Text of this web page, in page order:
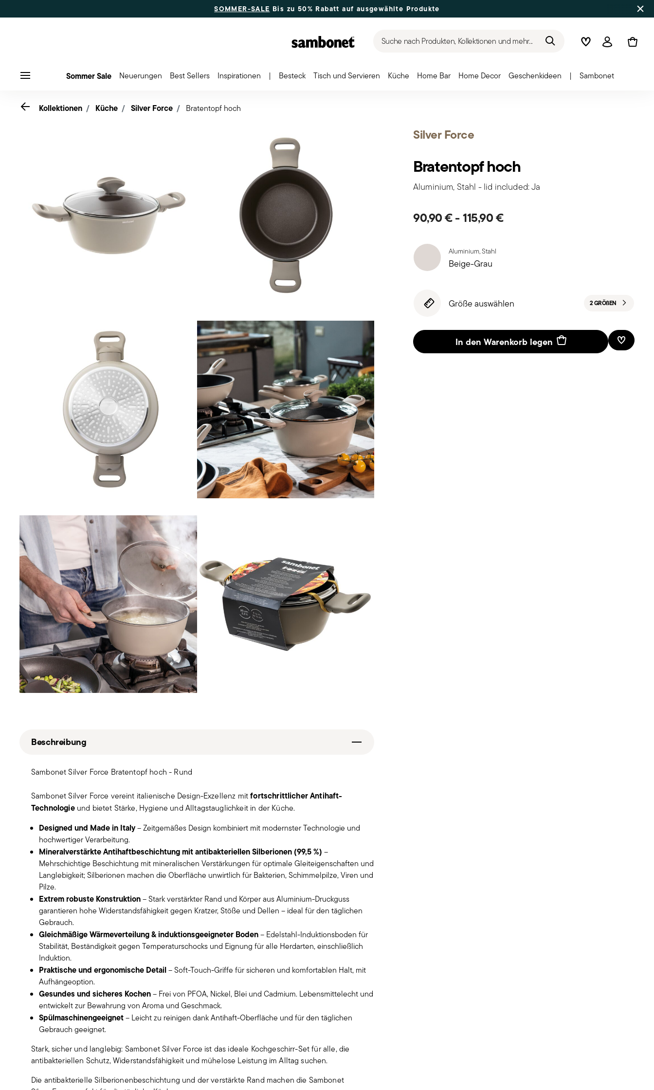
SOMMER-SALE Bis zu 50% Rabatt auf ausgewählte Produkte
Suche nach Produkten, Kollektionen und mehr... WishlistAnmelden
Sommer Sale Neuerungen Best Sellers Inspirationen | Besteck Tisch und Servieren Küche Home Bar Home Decor Geschenkideen | Sambonet
Silver Force
Bratentopf hoch
Aluminium, Stahl - lid included: Ja
90,90 €-115,90 €
Aluminium, Stahl
Beige-Grau
Größe auswählen 2 GRÖßEN
In den Warenkorb legen Add To
Go back
Kollektionen Küche Silver Force Bratentopf hoch
Beschreibung
Sambonet Silver Force Bratentopf hoch - Rund
Sambonet Silver Force vereint italienische Design-Exzellenz mitfortschrittlicher Antihaft-
Technologieund bietet Stärke, Hygiene und Alltagstauglichkeit in der Küche.
Designed und Made in Italy– Zeitgemäßes Design kombiniert mit modernster Technologie und
hochwertiger Verarbeitung.
Mineralverstärkte Antihaftbeschichtung mit antibakteriellen Silberionen (99,5 %) –
Mehrschichtige Beschichtung mit mineralischen Verstärkungen für optimale Gleiteigenschaften und
Langlebigkeit; Silberionen machen die Oberfläche unwirtlich für Bakterien, Schimmelpilze, Viren und
Pilze.
Extrem robuste Konstruktion– Stark verstärkter Rand und Körper aus Aluminium-Druckguss
garantieren hohe Widerstandsfähigkeit gegen Kratzer, Stöße und Dellen – ideal für den täglichen
Gebrauch.
Gleichmäßige Wärmeverteilung & induktionsgeeigneter Boden– Edelstahl-Induktionsboden für
Stabilität, Beständigkeit gegen Temperaturschocks und Eignung für alle Herdarten, einschließlich
Induktion.
Praktische und ergonomische Detail– Soft-Touch-Griffe für sicheren und komfortablen Halt, mit
Aufhängeoption.
Gesundes und sicheres Kochen– Frei von PFOA, Nickel, Blei und Cadmium. Lebensmittelecht und
entwickelt zur Bewahrung von Aroma und Geschmack.
Spülmaschinengeeignet– Leicht zu reinigen dank Antihaft-Oberfläche und für den täglichen
Gebrauch geeignet.
Stark, sicher und langlebig: Sambonet Silver Force ist das ideale Kochgeschirr-Set für alle, die
antibakteriellen Schutz, Widerstandsfähigkeit und mühelose Leistung im Alltag suchen.
Die antibakterielle Silberionenbeschichtung und der verstärkte Rand machen die Sambonet